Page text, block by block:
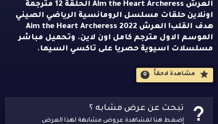
العرش Aim the Heart Archeress الحلقة 12 مترجمة
اونلاين حلقات مسلسل الرومانسية الرياضي الصيني
هدف القلب! العرش Aim the Heart Archeress 2022
الموسم الاول مترجم كامل اون لاين. وتحميل مباشر
مسلسلات اسيوية حصريا على تاكسي السيما.
مشاهدة لاحقاََ 0
تبحث عن عرض مشابه ؟
إضغط هنا لمشاهدة عروض مشابهة لهذا العرض